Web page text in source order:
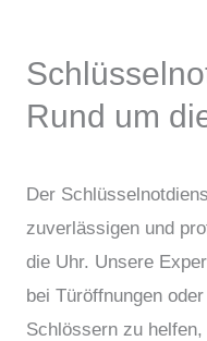
Rund um
Der
zuverlässigen und
die Uhr. Unsere
bei Türöffnungen
Schlössern zu